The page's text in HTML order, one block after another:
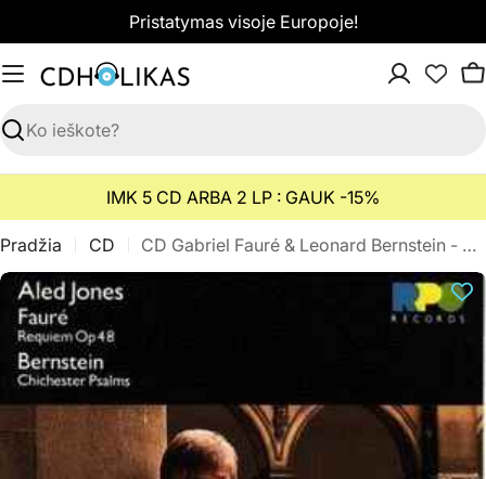
prie
turinio
Pristatymas visoje Europoje!
Paieška
IMK 5 CD ARBA 2 LP : GAUK -15%
Pradžia CD CD Gabriel Fauré & Leonard Bernstein - Requiem Op.48 / Chichester Psalm